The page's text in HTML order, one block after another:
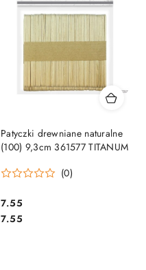
Patyczki drewniane naturalne
(100) 9,3cm 361577 TITANUM
(0)
Cena:
7.55
Cena:
7.55